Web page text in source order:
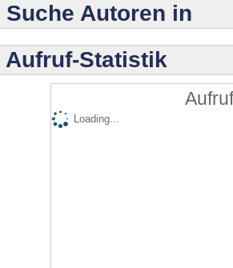
Suche Autoren in
Aufruf-Statistik
Loading...